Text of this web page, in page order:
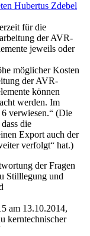
Hubertus Zdebel
für die
der AVR-
jeweils oder
möglicher Kosten
der AVR-
können
werden. Im
verwiesen.“ (Die
die
Export auch der
verfolgt“ hat.)
der Fragen
Stilllegung und
am 13.10.2014,
kerntechnischer